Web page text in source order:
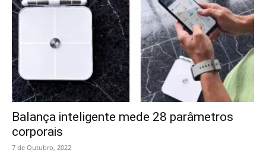
Balança inteligente mede 28 parâmetros
corporais
7 de Outubro, 2022